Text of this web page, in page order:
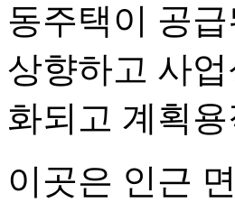
동주택이 공
상향하고 사
화되고 계획
이곳은 인근